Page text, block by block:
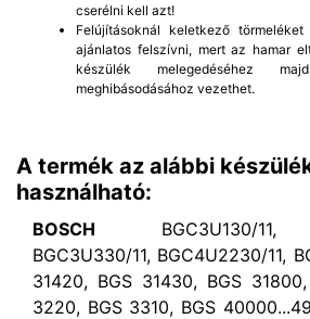
cserélni kell azt!
Felújításoknál keletkező
ajánlatos felszívni, mert az hamar
készülék melegedéséhez
meghibásodásához vezethet.
A termék az alábbi
használható:
BOSCH BGC3U130/11,
BGC3U330/11, BGC4U2230/11,
31420, BGS 31430, BGS
3220, BGS 3310, BGS